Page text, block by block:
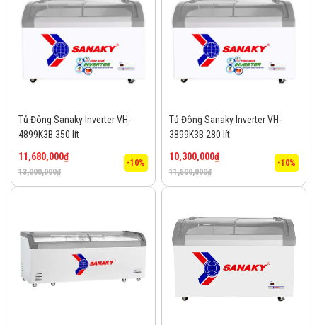
Tủ Đông Sanaky Inverter VH-
4899K3B 350 lít
13,000,000₫
11,680,000₫
-10%
Tủ Đông Sanaky Inverter VH-
3899K3B 280 lít
11,500,000₫
10,300,000₫
-10%